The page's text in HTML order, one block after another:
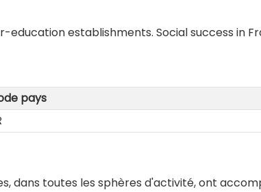
establishments. Social success in
pays
dans toutes les sphères d'activité, ont